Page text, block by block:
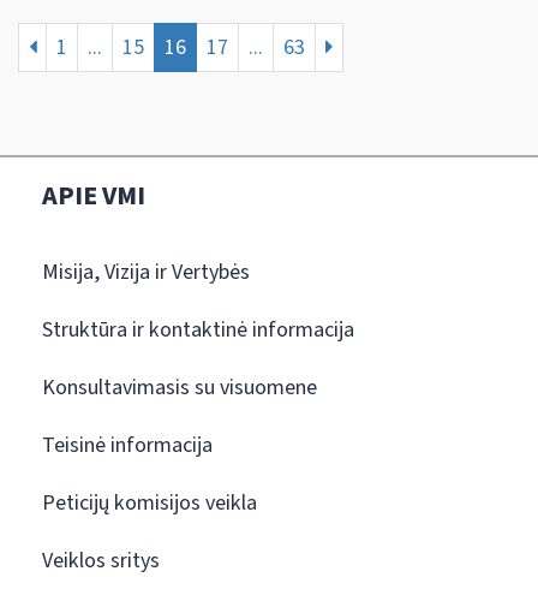
1 ... 15 16 17 ... 63
APIE VMI
Misija, Vizija ir Vertybės
Struktūra ir kontaktinė informacija
Konsultavimasis su visuomene
Teisinė informacija
Peticijų komisijos veikla
Veiklos sritys